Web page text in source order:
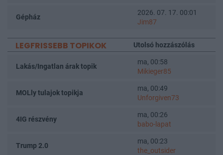
Gépház
2026. 07. 17. 00:01
Jim87
LEGFRISSEBB TOPIKOK Utolsó hozzászólás
Lakás/Ingatlan árak topik
ma, 00:58
Mikieger85
MOLly tulajok topikja
ma, 00:49
Unforgiven73
4IG részvény
ma, 00:26
babo-lapat
Trump 2.0
ma, 00:23
the_outsider